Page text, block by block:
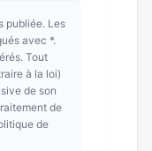
publiée. Les
avec *.
Tout
à la loi)
de son
de
de